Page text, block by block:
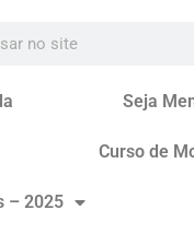
Seja
Curso de
– 2025